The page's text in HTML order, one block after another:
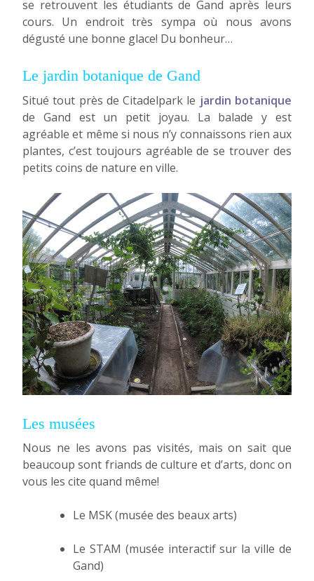
se retrouvent les étudiants de Gand après leurs
cours. Un endroit très sympa où nous avons
dégusté une bonne glace! Du bonheur…
Le jardin botanique de Gand
Situé tout près de Citadelpark le jardin botanique
de Gand est un petit joyau. La balade y est
agréable et même si nous n’y connaissons rien aux
plantes, c’est toujours agréable de se trouver des
petits coins de nature en ville.
Les musées
Nous ne les avons pas visités, mais on sait que
beaucoup sont friands de culture et d’arts, donc on
vous les cite quand même!
Le MSK (musée des beaux arts)
Le STAM (musée interactif sur la ville de
Gand)